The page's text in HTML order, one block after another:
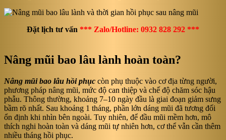
Đặt lịch tư vấn *** Zalo/Hotline: 0932 828 292 ***
Nâng mũi bao lâu lành hoàn toàn?
Nâng mũi bao lâu hồi phục còn phụ thuộc vào cơ địa từng người,
phương pháp nâng mũi, mức độ can thiệp và chế độ chăm sóc hậu
phẫu. Thông thường, khoảng 7–10 ngày đầu là giai đoạn giảm sưng
bầm rõ nhất. Sau khoảng 1 tháng, phần lớn dáng mũi đã tương đối
ổn định khi nhìn bên ngoài. Tuy nhiên, để đầu mũi mềm hơn, mô
thích nghi hoàn toàn và dáng mũi tự nhiên hơn, cơ thể vẫn cần thêm
nhiều tháng hồi phục.